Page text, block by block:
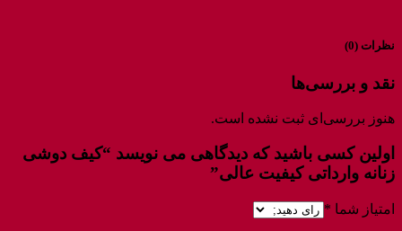
نظرات (0)
نقد و بررسی‌ها
هنوز بررسی‌ای ثبت نشده است.
اولین کسی باشید که دیدگاهی می نویسد “کیف دوشی
زنانه وارداتی کیفیت عالی”
امتیاز شما *